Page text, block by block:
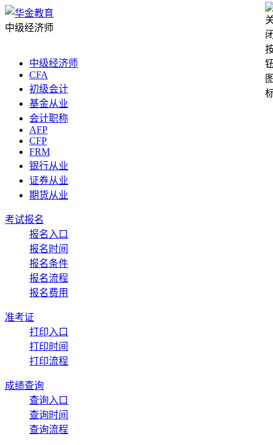
中级经济师
中级经济师
CFA
初级会计
基金从业
会计职称
AFP
CFP
FRM
银行从业
证券从业
期货从业
考试报名
报名入口
报名时间
报名条件
报名流程
报名费用
准考证
打印入口
打印时间
打印流程
成绩查询
查询入口
查询时间
查询流程